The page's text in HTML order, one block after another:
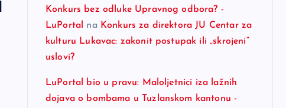
Konkurs bez odluke Upravnog odbora? -
LuPortal
na Konkurs za direktora JU Centar za
kulturu Lukavac: zakonit postupak ili „skrojeni“
uslovi?
LuPortal bio u pravu: Maloljetnici iza lažnih
dojava o bombama u Tuzlanskom kantonu -